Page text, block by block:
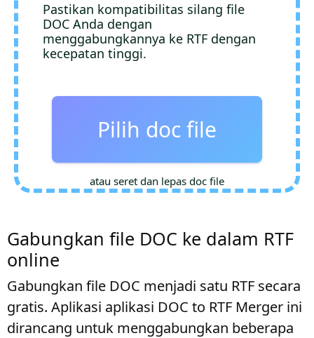
Pastikan kompatibilitas silang file
DOC Anda dengan
menggabungkannya ke RTF dengan
kecepatan tinggi.
Pilih doc file
atau seret dan lepas doc file
Gabungkan file DOC ke dalam RTF
online
Gabungkan file DOC menjadi satu RTF secara
gratis. Aplikasi aplikasi DOC to RTF Merger ini
dirancang untuk menggabungkan beberapa